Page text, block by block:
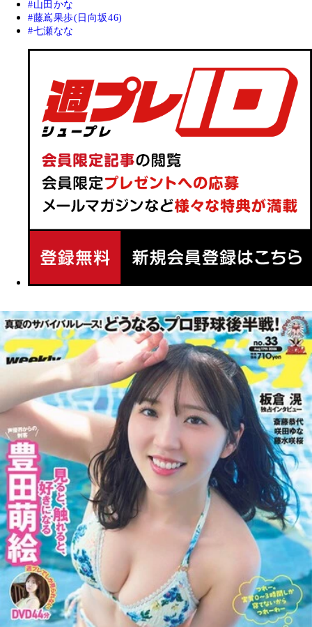
山田かな
藤嶌果歩(日向坂46)
七瀬なな